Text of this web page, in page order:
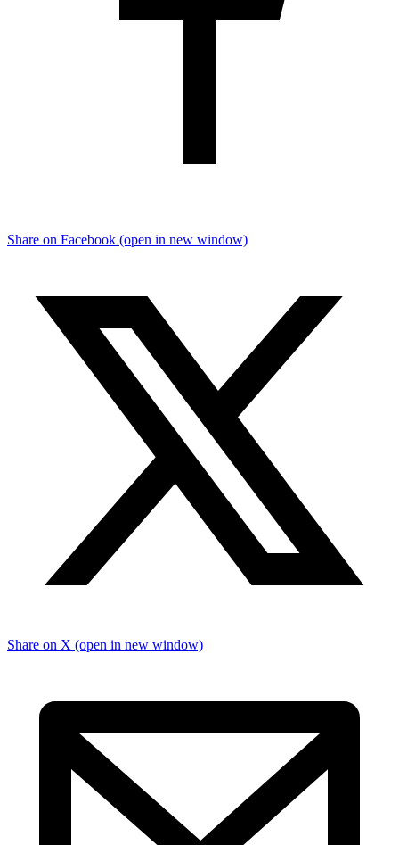
Share on Facebook (open in new window)
Share on X (open in new window)